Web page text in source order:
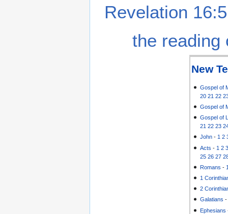
Revelation
the reading
New
Gospel of
20 21 22
Gospel of
Gospel of
21 22 23
John -1 2
Acts - 1 2
25 26 27
Romans -
1
2
Galatians
Ephesians